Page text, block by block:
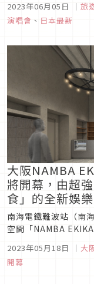
FESTIVAL」、「
多獨具特色的音樂祭
2023年06月05日 ｜ 旅
演唱會 、 日本最新
大阪NAMBA
將開幕，由超
食」的全新娛樂
南海電鐵難波站（南
空間「NAMBA
該設施結合「展演空
又多了一處全新的文
2023年05月18日 ｜ 大
開幕